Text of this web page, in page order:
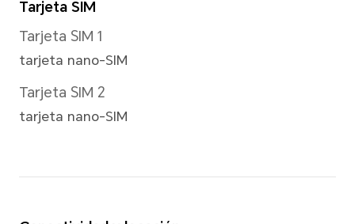
Zoom digital 10X
Resolución de imagen
Soporta 4160x3120 píxeles